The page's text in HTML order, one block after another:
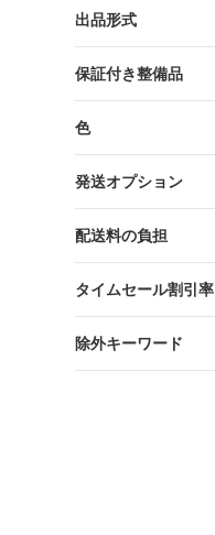
出品形式
保証付き整備品
色
発送オプション
配送料の負担
タイムセール割引率
除外キーワード